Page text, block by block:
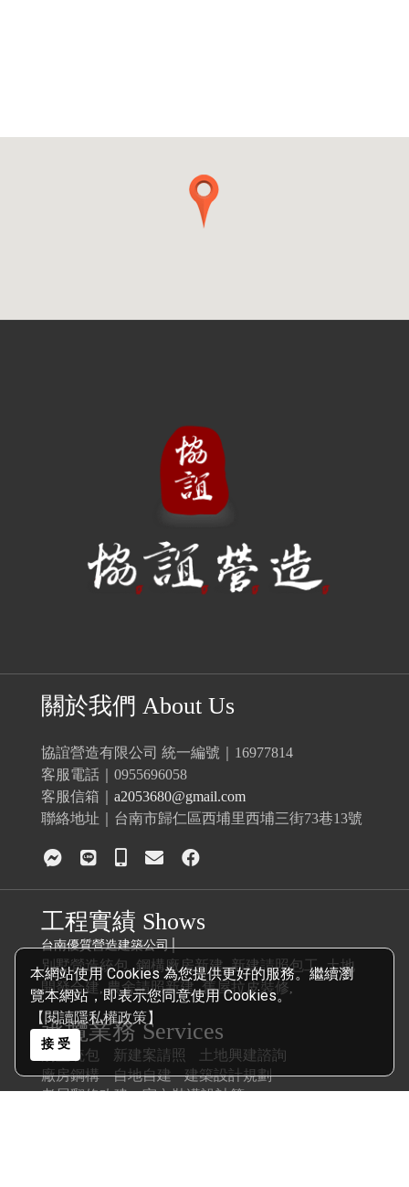
本網站使用 Cookies 為您提供更好的服務。繼續瀏
覽本網站，即表示您同意使用 Cookies。
【閱讀隱私權政策】
接 受
關於我們 About Us
協誼營造有限公司 統一編號｜16977814
客服電話｜0955696058
客服信箱｜ a2053680@gmail.com
聯絡地址｜台南市歸仁區西埔里西埔三街73巷13號
工程實績 Shows
台南優質營造建築公司│
別墅營造統包 ,鋼構廠房新建,新建請照包工,土地
開發合建,農舍請照新建,舊屋拉皮裝修,
承攬業務 Services
別墅統包 新建案請照
土地興建諮詢
廠房鋼構
自地自建
建築設計規劃
老屋翻修改建
室內裝潢設計等